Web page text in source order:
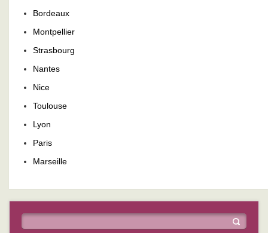
Bordeaux
Montpellier
Strasbourg
Nantes
Nice
Toulouse
Lyon
Paris
Marseille